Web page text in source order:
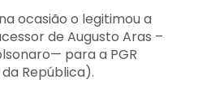
ocasião o legitimou a
de Augusto Aras –
para a PGR
República).